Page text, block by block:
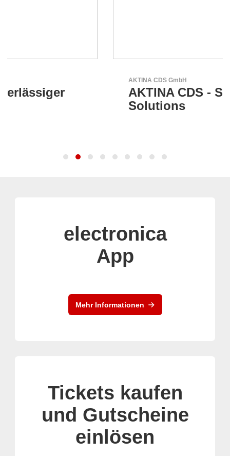
AKTINA CDS - Supply Chain
electronica
App
Mehr Informationen
Tickets kaufen
und Gutscheine
einlösen